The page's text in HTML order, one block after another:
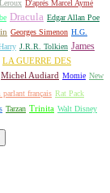
D'après Marcel Aymé
Dracula Edgar Allan Poe
Georges Simenon H.G.
J.R.R. Tolkien James
LA GUERRE DES
Michel Audiard Momie New
français Rat Pack
Tarzan Trinita Walt Disney